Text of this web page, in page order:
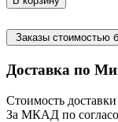
Заказы стоимостью
Доставка по
Стоимость
За МКАД по